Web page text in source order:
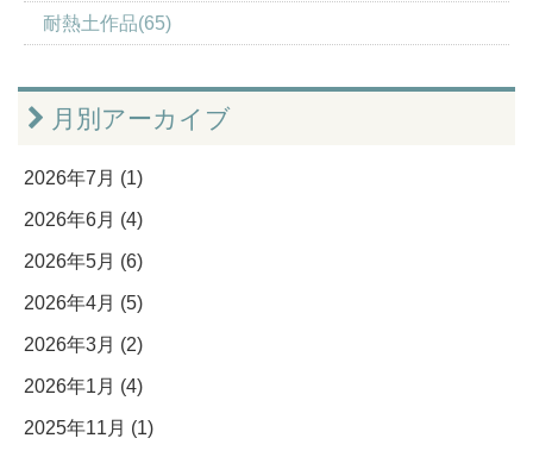
耐熱土作品(65)
月別アーカイブ
2026年7月 (1)
2026年6月 (4)
2026年5月 (6)
2026年4月 (5)
2026年3月 (2)
2026年1月 (4)
2025年11月 (1)